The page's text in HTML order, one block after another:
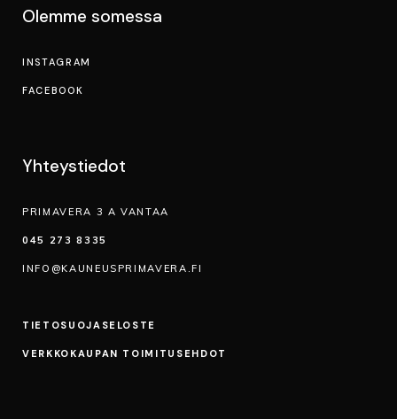
Olemme somessa
INSTAGRAM
FACEBOOK
Yhteystiedot
PRIMAVERA 3 A VANTAA
045 273 8335
INFO@KAUNEUSPRIMAVERA.FI
TIETOSUOJA­SELOSTE
VERKKOKAUPAN TOIMITUSEHDOT